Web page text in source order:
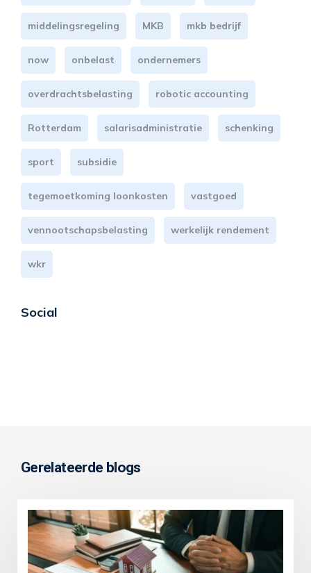
middelingsregeling MKB mkb bedrijf
now onbelast ondernemers
overdrachtsbelasting robotic accounting
Rotterdam salarisadministratie schenking
sport subsidie
tegemoetkoming loonkosten vastgoed
vennootschapsbelasting werkelijk rendement
wkr
Social
Gerelateerde blogs